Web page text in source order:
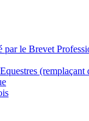
par le Brevet
(remplaçant